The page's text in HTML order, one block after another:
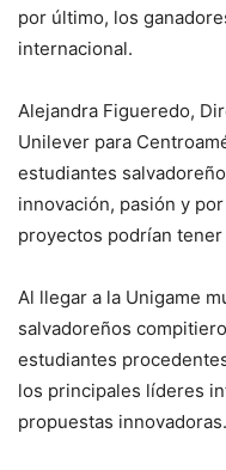
por último, los
internacional.
Alejandra Figueredo,
Unilever para
estudiantes
innovación, pasión y
proyectos podrían
Al llegar a la Unigame
salvadoreños
estudiantes
los principales líderes
propuestas innovadoras.